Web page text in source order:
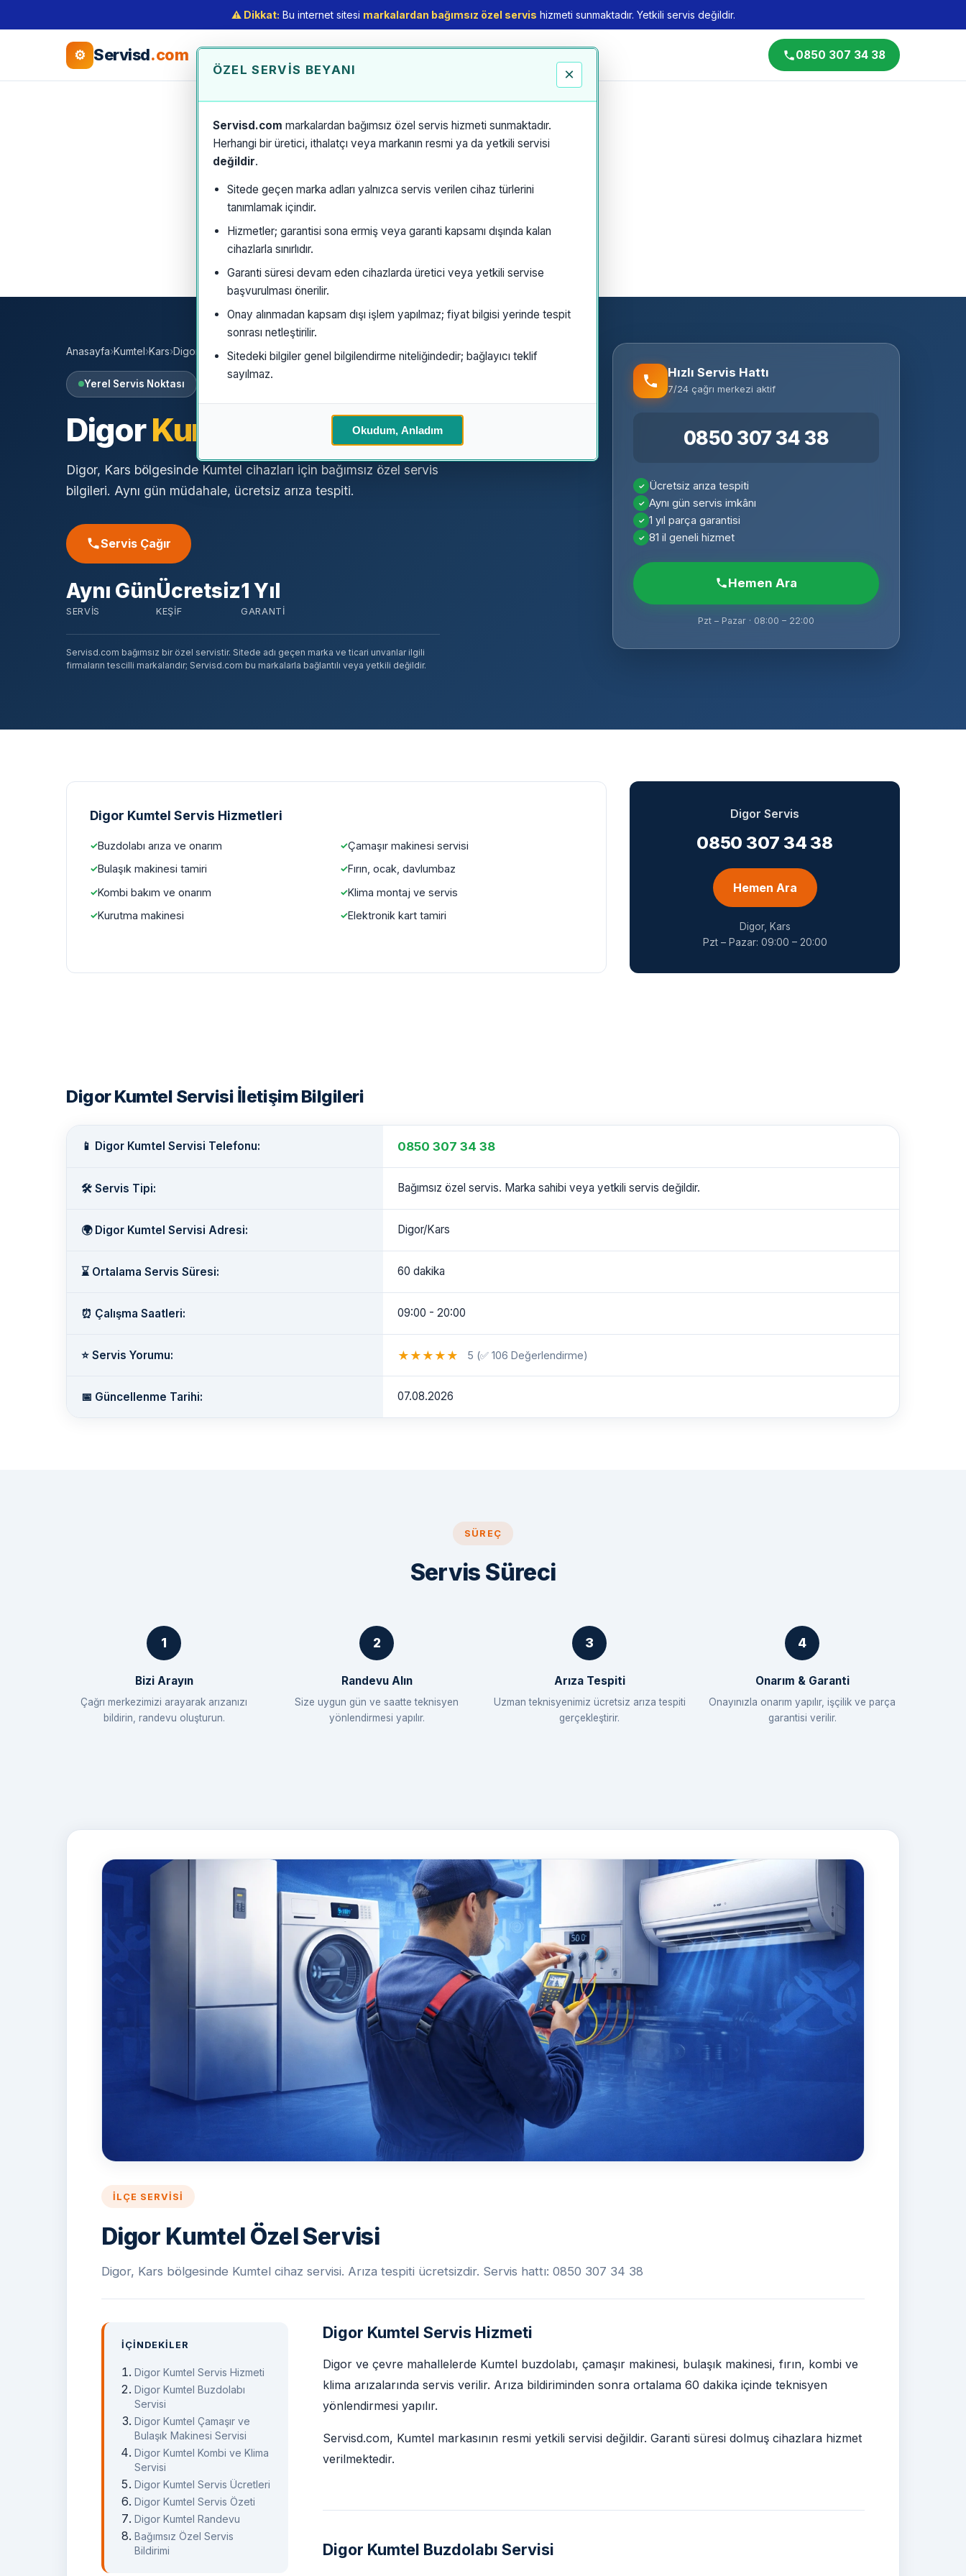
⚠️ Dikkat: Bu internet sitesi markalardan bağımsız özel servis hizmeti sunmaktadır. Yetkili servis değildir.
ÖZEL SERVIS BEYANI ×
Servisd.com markalardan bağımsız özel servis hizmeti sunmaktadır.
Herhangi bir üretici, ithalatçı veya markanın resmi ya da yetkili servisi
değildir.
Sitede geçen marka adları yalnızca servis verilen cihaz türlerini
tanımlamak içindir.
Hizmetler; garantisi sona ermiş veya garanti kapsamı dışında kalan
cihazlarla sınırlıdır.
Garanti süresi devam eden cihazlarda üretici veya yetkili servise
başvurulması önerilir.
Onay alınmadan kapsam dışı işlem yapılmaz; fiyat bilgisi yerinde tespit
sonrası netleştirilir.
Sitedeki bilgiler genel bilgilendirme niteliğindedir; bağlayıcı teklif
sayılmaz.
Okudum, Anladım
⚙ Servisd.com 0850 307 34 38
Anasayfa›Kumtel›Kars›Digor
Yerel Servis Noktası
DigorKumtel Özel Servisi
Digor, Kars bölgesinde Kumtel cihazları için bağımsız özel servis
bilgileri. Aynı gün müdahale, ücretsiz arıza tespiti.
Servis Çağır
Aynı Gün
SERVIS
Ücretsiz
KEŞIF
1 Yıl
GARANTI
Servisd.com bağımsız bir özel servistir. Sitede adı geçen marka ve ticari unvanlar ilgili
firmaların tescilli markalarıdır; Servisd.com bu markalarla bağlantılı veya yetkili değildir.
Hızlı Servis Hattı
7/24 çağrı merkezi aktif
0850 307 34 38
Ücretsiz arıza tespiti
Aynı gün servis imkânı
1 yıl parça garantisi
81 il geneli hizmet
Hemen Ara
Pzt – Pazar · 08:00 – 22:00
Digor Kumtel Servis Hizmetleri
Buzdolabı arıza ve onarım
Çamaşır makinesi servisi
Bulaşık makinesi tamiri
Fırın, ocak, davlumbaz
Kombi bakım ve onarım
Klima montaj ve servis
Kurutma makinesi
Elektronik kart tamiri
Digor Servis
0850 307 34 38
Hemen Ara
Digor, Kars
Pzt – Pazar: 09:00 – 20:00
Digor Kumtel Servisi İletişim Bilgileri
📱 Digor Kumtel Servisi Telefonu: 0850 307 34 38
🛠️ Servis Tipi: Bağımsız özel servis. Marka sahibi veya yetkili servis değildir.
🌍 Digor Kumtel Servisi Adresi: Digor/Kars
⌛ Ortalama Servis Süresi: 60 dakika
⏰ Çalışma Saatleri: 09:00 - 20:00
⭐ Servis Yorumu: ★ ★ ★ ★ ★ 5 (✅ 106 Değerlendirme)
📅 Güncellenme Tarihi: 07.08.2026
SÜREÇ
Servis Süreci
Bizi Arayın
Çağrı merkezimizi arayarak arızanızı
bildirin, randevu oluşturun.
Randevu Alın
Size uygun gün ve saatte teknisyen
yönlendirmesi yapılır.
Arıza Tespiti
Uzman teknisyenimiz ücretsiz arıza tespiti
gerçekleştirir.
Onarım & Garanti
Onayınızla onarım yapılır, işçilik ve parça
garantisi verilir.
İLÇE SERVISI
Digor Kumtel Özel Servisi
Digor, Kars bölgesinde Kumtel cihaz servisi. Arıza tespiti ücretsizdir. Servis hattı: 0850 307 34 38
İÇINDEKILER
Digor Kumtel Servis Hizmeti
Digor Kumtel Buzdolabı
Servisi
Digor Kumtel Çamaşır ve
Bulaşık Makinesi Servisi
Digor Kumtel Kombi ve Klima
Servisi
Digor Kumtel Servis Ücretleri
Digor Kumtel Servis Özeti
Digor Kumtel Randevu
Bağımsız Özel Servis
Bildirimi
Digor Kumtel Servis Hizmeti
Digor ve çevre mahallelerde Kumtel buzdolabı, çamaşır makinesi, bulaşık makinesi, fırın, kombi ve
klima arızalarında servis verilir. Arıza bildiriminden sonra ortalama 60 dakika içinde teknisyen
yönlendirmesi yapılır.
Servisd.com, Kumtel markasının resmi yetkili servisi değildir. Garanti süresi dolmuş cihazlara hizmet
verilmektedir.
Digor Kumtel Buzdolabı Servisi